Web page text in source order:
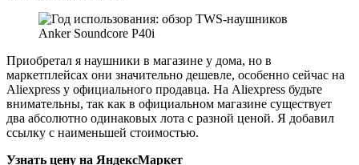
Приобретал я наушники в магазине у дома, но в
маркетплейсах они значительно дешевле, особенно сейчас на
Aliexpress у официального продавца. На Aliexpress будьте
внимательны, так как в официальном магазине существует
два абсолютно одинаковых лота с разной ценой. Я добавил
ссылку с наименьшей стоимостью.
Узнать цену на ЯндексМаркет